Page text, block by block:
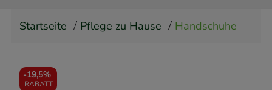
Startseite Pflege zu Hause Handschuhe
-19,5%
RABATT